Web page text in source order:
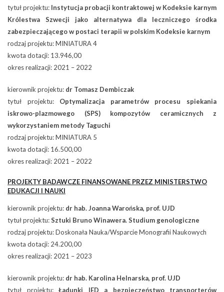
tytuł projektu: Instytucja probacji kontraktowej w Kodeksie karnym
Królestwa Szwecji jako alternatywa dla leczniczego środka
zabezpieczającego w postaci terapii w polskim Kodeksie karnym
rodzaj projektu: MINIATURA 4
kwota dotacji: 13.946,00
okres realizacji: 2021 – 2022
kierownik projektu: dr Tomasz Dembiczak
tytuł projektu: Optymalizacja parametrów procesu spiekania
iskrowo-plazmowego (SPS) kompozytów ceramicznych z
wykorzystaniem metody Taguchi
rodzaj projektu: MINIATURA 5
kwota dotacji: 16.500,00
okres realizacji: 2021 – 2022
PROJEKTY BADAWCZE FINANSOWANE PRZEZ MINISTERSTWO
EDUKACJI I NAUKI
kierownik projektu: dr hab. Joanna Warońska, prof. UJD
tytuł projektu:Sztuki Bruno Winawera. Studium genologiczne
rodzaj projektu: Doskonała Nauka/Wsparcie Monografii Naukowych
kwota dotacji: 24.200,00
okres realizacji: 2021 – 2023
kierownik projektu: dr hab. Karolina Helnarska, prof. UJD
tytuł projektu: Ładunki IED a bezpieczeństwo transporterów